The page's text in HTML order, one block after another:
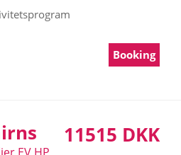
Booking
EV HP
11515 DKK